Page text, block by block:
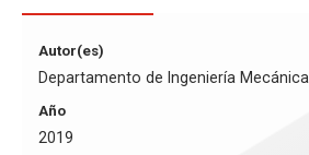
Autor(es)
Departamento de Ingeniería Mecánica
Año
2019